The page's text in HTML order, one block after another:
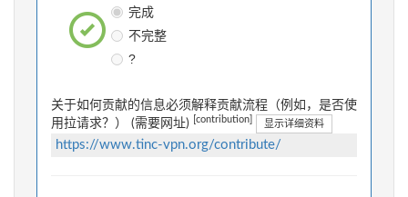
完成
不完整
?
关于如何贡献的信息必须解释贡献流程（例如，是否使
用拉请求？） (需要网址)
[contribution] 显示详细资料
https://www.tinc-vpn.org/contribute/